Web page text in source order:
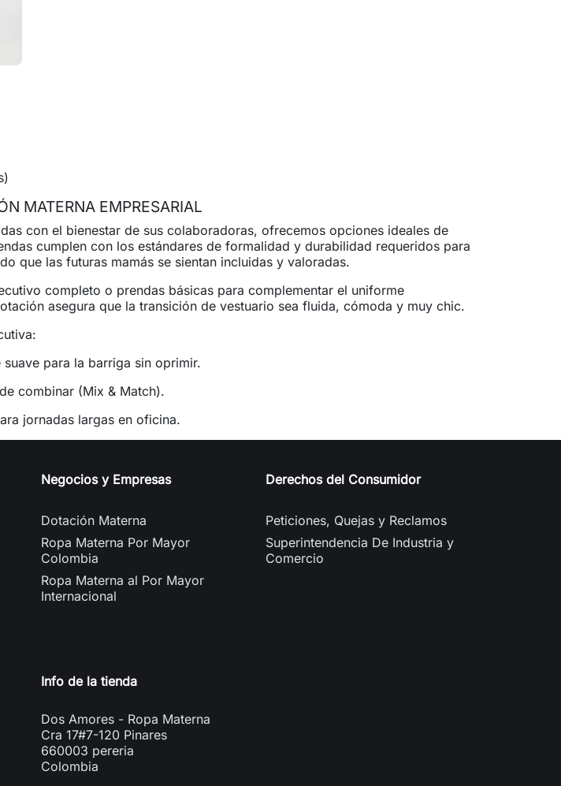
MATERNA EMPRESARIAL
con el bienestar de sus colaboradoras, ofrecemos opciones ideales de
cumplen con los estándares de formalidad y durabilidad requeridos para
que las futuras mamás se sientan incluidas y valoradas.
completo o prendas básicas para complementar el uniforme
asegura que la transición de vestuario sea fluida, cómoda y muy chic.
para la barriga sin oprimir.
combinar (Mix & Match).
jornadas largas en oficina.
Negocios y Empresas
Dotación Materna
Ropa Materna Por Mayor
Colombia
Ropa Materna al Por Mayor
Internacional
Derechos del Consumidor
Peticiones, Quejas y Reclamos
Superintendencia De Industria y
Comercio
Info de la tienda
Dos Amores - Ropa Materna
Cra 17#7-120 Pinares
660003 pereria
Colombia